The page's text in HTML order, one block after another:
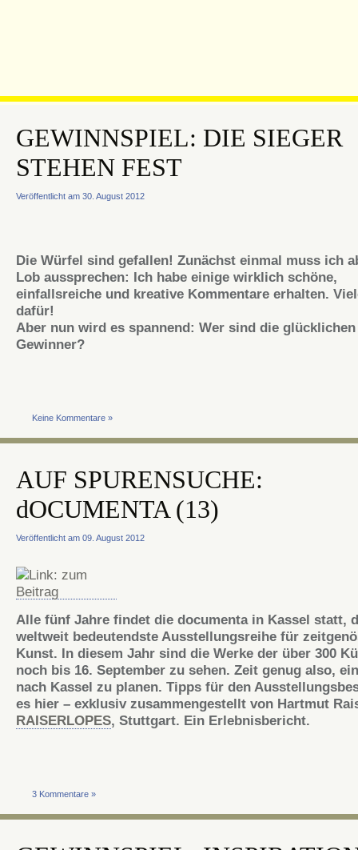
GEWINNSPIEL: DIE SIEGER
STEHEN FEST
Veröffentlicht am 30. August 2012
Die Würfel sind gefallen! Zunächst einmal muss ich
Lob aussprechen: Ich habe einige wirklich schöne,
einfallsreiche und kreative Kommentare erhalten.
dafür!
Aber nun wird es spannend: Wer sind die glücklichen
Gewinner?
Keine Kommentare »
AUF SPURENSUCHE:
dOCUMENTA (13)
Veröffentlicht am 09. August 2012
Alle fünf Jahre findet die documentain Kassel statt,
weltweit bedeutendste Ausstellungsreihe für
Kunst. In diesem Jahr sind die Werke der über 300
noch bis 16. September zu sehen. Zeit genug also,
nach Kassel zu planen. Tipps für den
es hier – exklusiv zusammengestellt von Hartmut
RAISERLOPES, Stuttgart. Ein Erlebnisbericht.
3 Kommentare »